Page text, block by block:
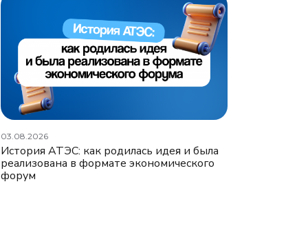
03.08.2026
История АТЭС: как родилась идея и была
реализована в формате экономического
форум